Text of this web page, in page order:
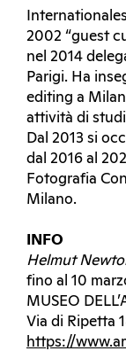
2002 “guest
nel 2014
Parigi. Ha
editing a
attività di
Dal 2013 si
dal 2016 al
Fotografia
Milano.
INFO
Helmut
fino al 10
MUSEO
Via di Ripetta
https://